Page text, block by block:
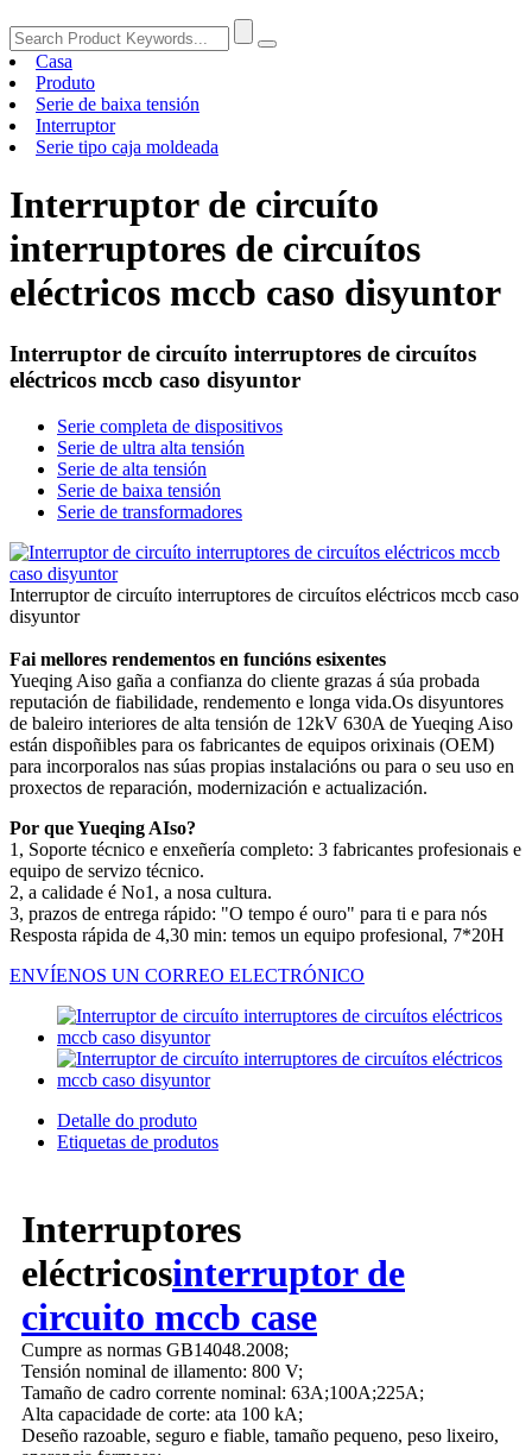
Casa
Produto
Serie de baixa tensión
Interruptor
Serie tipo caja moldeada
Interruptor de circuíto
interruptores de circuítos
eléctricos mccb caso disyuntor
Interruptor de circuíto interruptores de circuítos
eléctricos mccb caso disyuntor
Serie completa de dispositivos
Serie de ultra alta tensión
Serie de alta tensión
Serie de baixa tensión
Serie de transformadores
Interruptor de circuíto interruptores de circuítos eléctricos mccb caso
disyuntor
Fai mellores rendementos en funcións esixentes
Yueqing Aiso gaña a confianza do cliente grazas á súa probada
reputación de fiabilidade, rendemento e longa vida.Os disyuntores
de baleiro interiores de alta tensión de 12kV 630A de Yueqing Aiso
están dispoñibles para os fabricantes de equipos orixinais (OEM)
para incorporalos nas súas propias instalacións ou para o seu uso en
proxectos de reparación, modernización e actualización.
Por que Yueqing AIso?
1, Soporte técnico e enxeñería completo: 3 fabricantes profesionais e
equipo de servizo técnico.
2, a calidade é No1, a nosa cultura.
3, prazos de entrega rápido: "O tempo é ouro" para ti e para nós
Resposta rápida de 4,30 min: temos un equipo profesional, 7*20H
ENVÍENOS UN CORREO ELECTRÓNICO
Detalle do produto
Etiquetas de produtos
Interruptores
eléctricosinterruptor de
circuito mccb case
Cumpre as normas GB14048.2008;
Tensión nominal de illamento: 800 V;
Tamaño de cadro corrente nominal: 63A;100A;225A;
Alta capacidade de corte: ata 100 kA;
Deseño razoable, seguro e fiable, tamaño pequeno, peso lixeiro,